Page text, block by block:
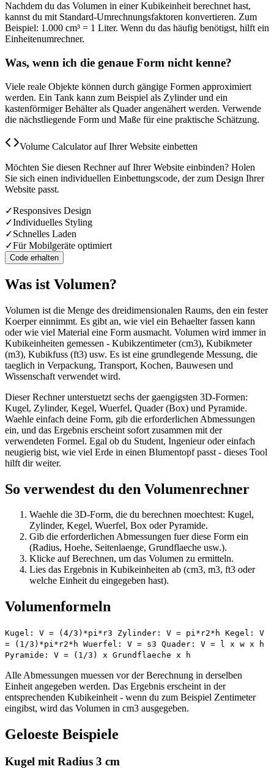
Nachdem du das Volumen in einer Kubikeinheit berechnet hast,
kannst du mit Standard-Umrechnungsfaktoren konvertieren. Zum
Beispiel: 1.000 cm³ = 1 Liter. Wenn du das häufig benötigst, hilft ein
Einheitenumrechner.
Was, wenn ich die genaue Form nicht kenne?
Viele reale Objekte können durch gängige Formen approximiert
werden. Ein Tank kann zum Beispiel als Zylinder und ein
kastenförmiger Behälter als Quader angenähert werden. Verwende
die nächstliegende Form und Maße für eine praktische Schätzung.
Volume Calculator auf Ihrer Website einbetten
Möchten Sie diesen Rechner auf Ihrer Website einbinden? Holen
Sie sich einen individuellen Einbettungscode, der zum Design Ihrer
Website passt.
✓Responsives Design
✓Individuelles Styling
✓Schnelles Laden
✓Für Mobilgeräte optimiert
Code erhalten
Was ist Volumen?
Volumen ist die Menge des dreidimensionalen Raums, den ein fester
Koerper einnimmt. Es gibt an, wie viel ein Behaelter fassen kann
oder wie viel Material eine Form ausmacht. Volumen wird immer in
Kubikeinheiten gemessen - Kubikzentimeter (cm3), Kubikmeter
(m3), Kubikfuss (ft3) usw. Es ist eine grundlegende Messung, die
taeglich in Verpackung, Transport, Kochen, Bauwesen und
Wissenschaft verwendet wird.
Dieser Rechner unterstuetzt sechs der gaengigsten 3D-Formen:
Kugel, Zylinder, Kegel, Wuerfel, Quader (Box) und Pyramide.
Waehle einfach deine Form, gib die erforderlichen Abmessungen
ein, und das Ergebnis erscheint sofort zusammen mit der
verwendeten Formel. Egal ob du Student, Ingenieur oder einfach
neugierig bist, wie viel Erde in einen Blumentopf passt - dieses Tool
hilft dir weiter.
So verwendest du den Volumenrechner
Waehle die 3D-Form, die du berechnen moechtest: Kugel,
Zylinder, Kegel, Wuerfel, Box oder Pyramide.
Gib die erforderlichen Abmessungen fuer diese Form ein
(Radius, Hoehe, Seitenlaenge, Grundflaeche usw.).
Klicke auf Berechnen, um das Volumen zu ermitteln.
Lies das Ergebnis in Kubikeinheiten ab (cm3, m3, ft3 oder
welche Einheit du eingegeben hast).
Volumenformeln
Kugel: V = (4/3)*pi*r3 Zylinder: V = pi*r2*h Kegel: V
= (1/3)*pi*r2*h Wuerfel: V = s3 Quader: V = l x w x h
Pyramide: V = (1/3) x Grundflaeche x h
Alle Abmessungen muessen vor der Berechnung in derselben
Einheit angegeben werden. Das Ergebnis erscheint in der
entsprechenden Kubikeinheit - wenn du zum Beispiel Zentimeter
eingibst, wird das Volumen in cm3 ausgegeben.
Geloeste Beispiele
Kugel mit Radius 3 cm